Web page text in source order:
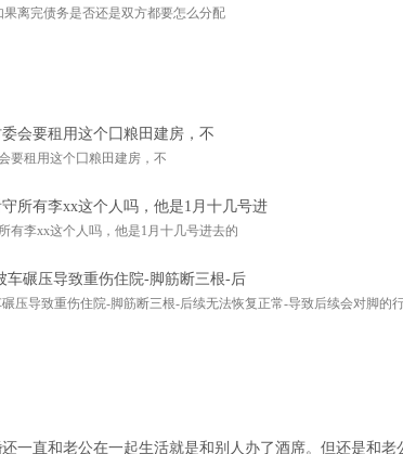
离完债务是否还是双方都要怎么分配
会要租用这个囗粮田建房，不
要租用这个囗粮田建房，不
所有李xx这个人吗，他是1月十几号进
有李xx这个人吗，他是1月十几号进去的
车碾压导致重伤住院-脚筋断三根-后
压导致重伤住院-脚筋断三根-后续无法恢复正常-导致后续会对脚的
一直和老公在一起生活就是和别人办了酒席。但还是和老